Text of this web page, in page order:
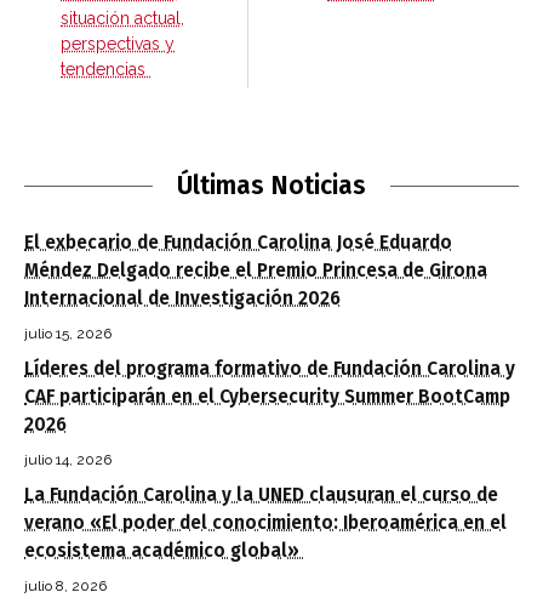
situación actual,
perspectivas y
tendencias
Últimas Noticias
El exbecario de Fundación Carolina José Eduardo
Méndez Delgado recibe el Premio Princesa de Girona
Internacional de Investigación 2026
julio 15, 2026
Líderes del programa formativo de Fundación Carolina y
CAF participarán en el Cybersecurity Summer BootCamp
2026
julio 14, 2026
La Fundación Carolina y la UNED clausuran el curso de
verano «El poder del conocimiento: Iberoamérica en el
ecosistema académico global»
julio 8, 2026